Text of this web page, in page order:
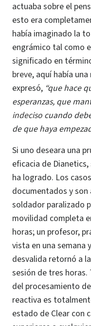
actuaba sobre el
esto era
había imaginado la
engrámico tal como
significado en
breve, aquí había
expresó, “que hace
esperanzas, que
indeciso cuando
de que haya
Si uno deseara una
eficacia de
ha logrado. Los
documentados y
soldador paralizado
movilidad completa
horas; un profesor,
vista en una semana
desvalida retornó a
sesión de tres horas.
del procesamiento
reactiva es
estado de Clear con